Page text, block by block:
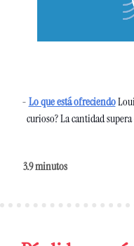
- Lo que está ofreciendo
curioso? La cantidad
3.9 minutos